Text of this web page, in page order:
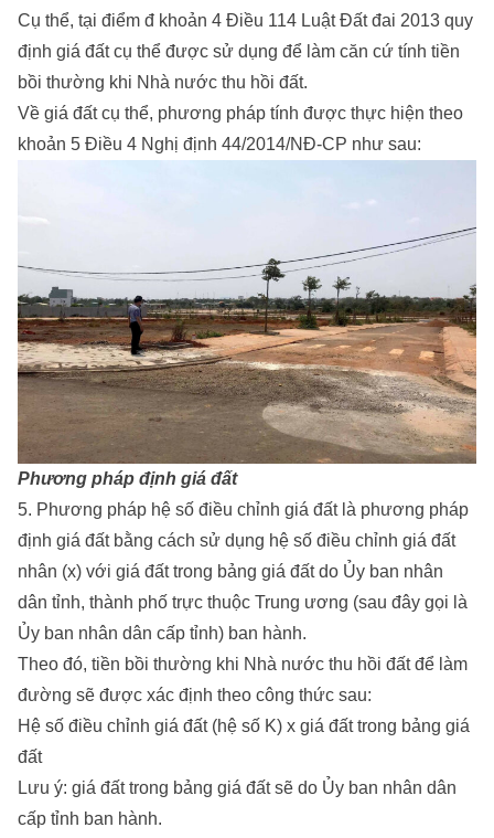
Cụ thể, tại điểm đ khoản 4 Điều 114 Luật Đất đai 2013 quy
định giá đất cụ thể được sử dụng để làm căn cứ tính tiền
bồi thường khi Nhà nước thu hồi đất.
Về giá đất cụ thể, phương pháp tính được thực hiện theo
khoản 5 Điều 4 Nghị định 44/2014/NĐ-CP như sau:
Phương pháp định giá đất
5. Phương pháp hệ số điều chỉnh giá đất là phương pháp
định giá đất bằng cách sử dụng hệ số điều chỉnh giá đất
nhân (x) với giá đất trong bảng giá đất do Ủy ban nhân
dân tỉnh, thành phố trực thuộc Trung ương (sau đây gọi là
Ủy ban nhân dân cấp tỉnh) ban hành.
Theo đó, tiền bồi thường khi Nhà nước thu hồi đất để làm
đường sẽ được xác định theo công thức sau:
Hệ số điều chỉnh giá đất (hệ số K) x giá đất trong bảng giá
đất
Lưu ý: giá đất trong bảng giá đất sẽ do Ủy ban nhân dân
cấp tỉnh ban hành.